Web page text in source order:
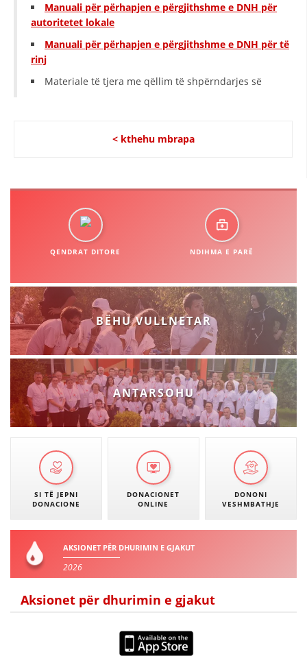
Manuali për përhapjen e përgjithshme e DNH për
autoritetet lokale
Manuali për përhapjen e përgjithshme e DNH për të
rinj
Materiale të tjera me qëllim të shpërndarjes së
< kthehu mbrapa
QENDRAT DITORE NDIHMA E PARË
BËHU VULLNETAR
ANTARSOHU
SI TË JEPNI
DONACIONE
DONACIONET
ONLINE
DONONI
VESHMBATHJE
AKSIONET PËR DHURIMIN E GJAKUT
2026
Aksionet për dhurimin e gjakut